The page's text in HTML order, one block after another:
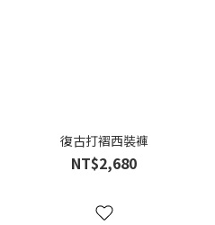
復古打褶西裝褲
NT$2,680